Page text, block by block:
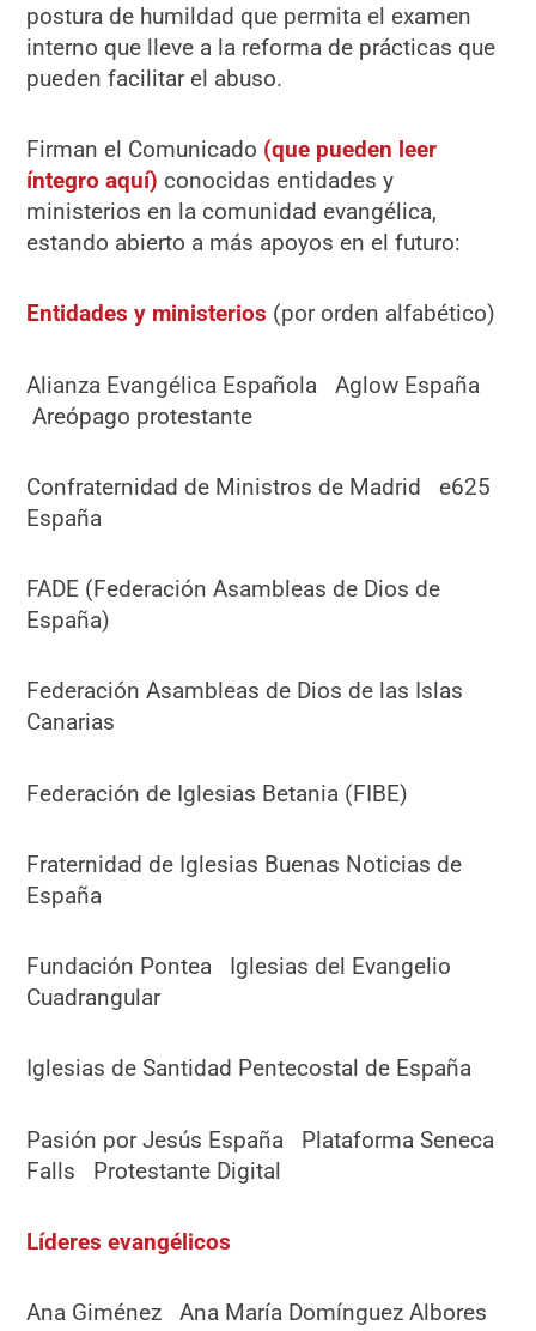
postura de humildad que permita el examen
interno que lleve a la reforma de prácticas que
pueden facilitar el abuso.
Firman el Comunicado (que pueden leer
íntegro aquí) conocidas entidades y
ministerios en la comunidad evangélica,
estando abierto a más apoyos en el futuro:
Entidades y ministerios (por orden alfabético)
Alianza Evangélica Española Aglow España
Areópago protestante
Confraternidad de Ministros de Madrid e625
España
FADE (Federación Asambleas de Dios de
España)
Federación Asambleas de Dios de las Islas
Canarias
Federación de Iglesias Betania (FIBE)
Fraternidad de Iglesias Buenas Noticias de
España
Fundación Pontea Iglesias del Evangelio
Cuadrangular
Iglesias de Santidad Pentecostal de España
Pasión por Jesús España Plataforma Seneca
Falls Protestante Digital
Líderes evangélicos
Ana Giménez Ana María Domínguez Albores